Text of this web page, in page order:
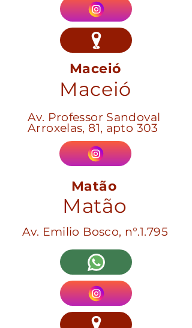
Maceió
Maceió
Av. Professor Sandoval
Arroxelas, 81, apto 303
Matão
Matão
Av. Emilio Bosco, n°.1.795